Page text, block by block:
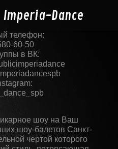
Imperia-Dance
телефон:
60-50
в ВК:
шоу на Ваш
шоу-балетов Санкт-
чертой которого